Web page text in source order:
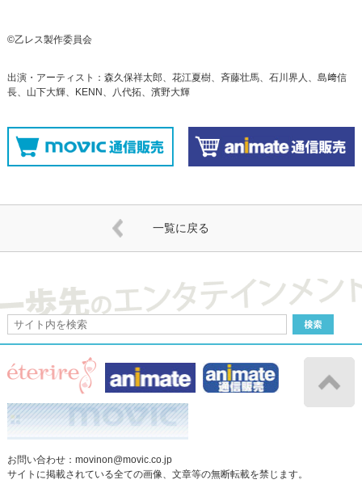
©乙レス製作委員会
出演・アーティスト：森久保祥太郎、花江夏樹、斉藤壮馬、石川界人、島﨑信
長、山下大輝、KENN、八代拓、濱野大輝
一覧に戻る
お問い合わせ： movinon@movic.co.jp
サイトに掲載されている全ての画像、文章等の無断転載を禁じます。